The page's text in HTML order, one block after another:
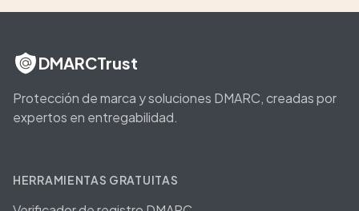
DMARCTrust
Protección de marca y soluciones DMARC, creadas por
expertos en entregabilidad.
HERRAMIENTAS GRATUITAS